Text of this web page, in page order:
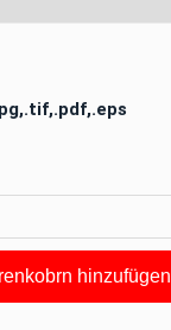
hinzufügen